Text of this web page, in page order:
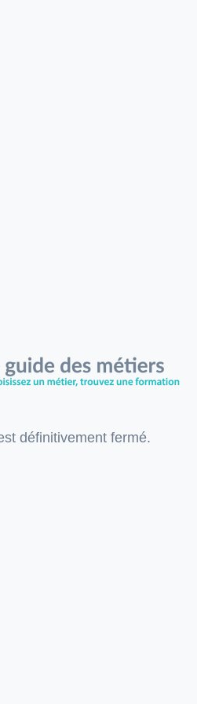
définitivement fermé.